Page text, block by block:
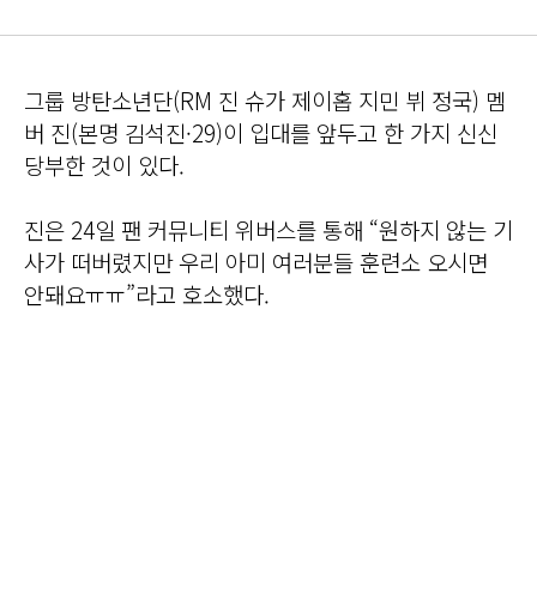
그룹 방탄소년단(RM 진 슈가 제이홉 지민 뷔 정국) 멤
버 진(본명 김석진·29)이 입대를 앞두고 한 가지 신신
당부한 것이 있다.
진은 24일 팬 커뮤니티 위버스를 통해 “원하지 않는 기
사가 떠버렸지만 우리 아미 여러분들 훈련소 오시면
안돼요ㅠㅠ”라고 호소했다.